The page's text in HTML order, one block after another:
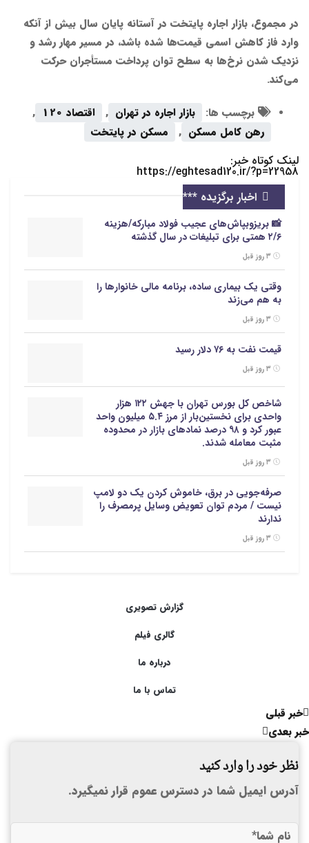
در مجموع، بازار اجاره پایتخت در آستانه پایان سال بیش از آنکه
وارد فاز کاهش اسمی قیمت‌ها شده باشد، در مسیر مهار رشد و
نزدیک شدن نرخ‌ها به سطح توان پرداخت مستأجران حرکت
می‌کند.
برچسب ها:
بازار اجاره در تهران , اقتصاد 120
,
رهن کامل مسکن , مسکن در پایتخت
لینک کوتاه خبر:
https://eghtesad120.ir/?p=22958
اخبار برگزیده ***
📸 بریزوبپاش‌های عجیب فولاد مبارکه/هزینه
۲/۶ همتی برای تبلیغات در سال گذشته
وقتی یک بیماری ساده، برنامه مالی خانوارها را
به هم می‌زند
قیمت نفت به ۷۶ دلار رسید
شاخص کل بورس تهران با جهش ۱۲۲ هزار
واحدی برای نخستین‌بار از مرز ۵.۴ میلیون واحد
عبور کرد و ۹۸ درصد نمادهای بازار در محدوده
مثبت معامله شدند.
صرفه‌جویی در برق، خاموش کردن یک دو لامپ
نیست / مردم توان تعویض وسایل پرمصرف را
ندارند
گزارش تصویری
گالری فیلم
درباره ما
تماس با ما
خبر قبلی
خبر بعدی
نظر خود را وارد کنید
آدرس ایمیل شما در دسترس عموم قرار نمیگیرد.